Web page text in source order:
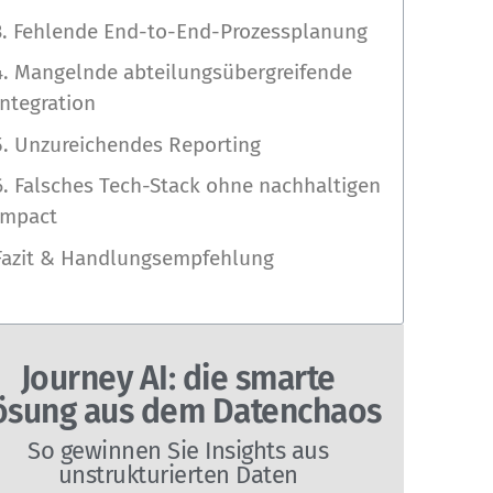
Fehlende End-to-End-Prozessplanung
Mangelnde abteilungsübergreifende
Unzureichendes Reporting
Falsches Tech-Stack ohne nachhaltigen
& Handlungsempfehlung
Journey AI: die smarte
aus dem Datenchaos
So gewinnen Sie Insights aus
unstrukturierten Daten